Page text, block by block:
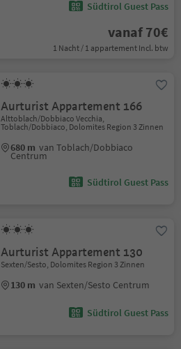
Südtirol Guest Pass
vanaf 70€
1 Nacht / 1 appartement Incl. btw
Aurturist Appartement 166
Alttoblach/Dobbiaco Vecchia,
Toblach/Dobbiaco, Dolomites Region 3 Zinnen
680 m van Toblach/Dobbiaco
Centrum
Südtirol Guest Pass
Aurturist Appartement 130
Sexten/Sesto, Dolomites Region 3 Zinnen
130 m van Sexten/Sesto Centrum
Südtirol Guest Pass